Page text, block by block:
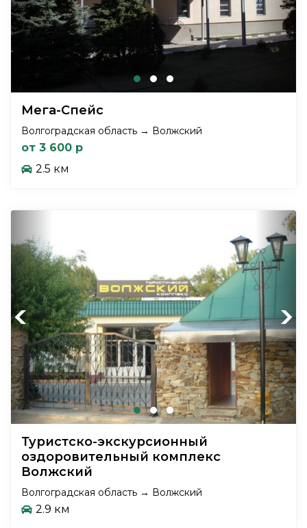
Мега-Спейс
Волгоградская область → Волжский
от 3 600 р
2.5 км
Previous Next
Туристско-экскурсионный
оздоровительный комплекс
Волжский
Волгоградская область → Волжский
2.9 км